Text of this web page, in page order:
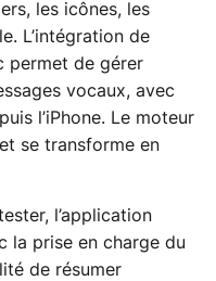
les icônes, les
L’intégration de
permet de gérer
vocaux, avec
l’iPhone. Le moteur
se transforme en
l’application
la prise en charge du
de résumer